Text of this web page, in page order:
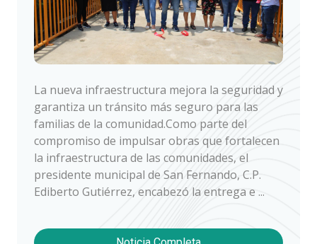
La nueva infraestructura mejora la seguridad y
garantiza un tránsito más seguro para las
familias de la comunidad.Como parte del
compromiso de impulsar obras que fortalecen
la infraestructura de las comunidades, el
presidente municipal de San Fernando, C.P.
Ediberto Gutiérrez, encabezó la entrega e ...